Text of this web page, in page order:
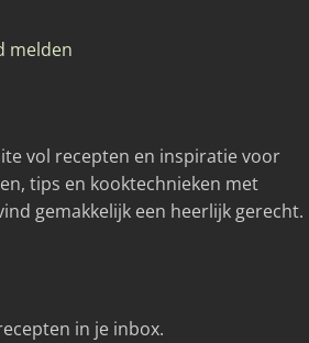
melden
vol recepten en inspiratie voor
tips en kooktechnieken met
gemakkelijk een heerlijk gerecht.
in je inbox.